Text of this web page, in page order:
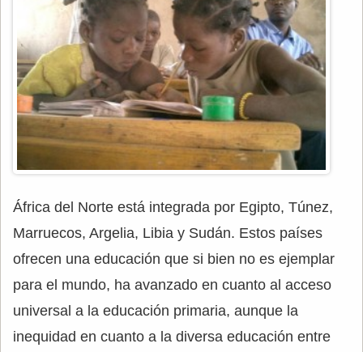
África del Norte está integrada por Egipto, Túnez,
Marruecos, Argelia, Libia y Sudán. Estos países
ofrecen una educación que si bien no es ejemplar
para el mundo, ha avanzado en cuanto al acceso
universal a la educación primaria, aunque la
inequidad en cuanto a la diversa educación entre